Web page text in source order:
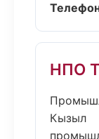
НПО
Кызыл